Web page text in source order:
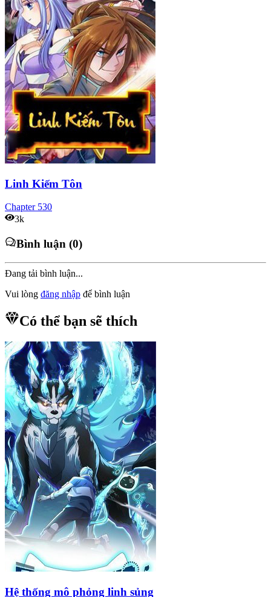
Linh Kiếm Tôn
Chapter 530
3k
Bình luận (0)
Đang tải bình luận...
Vui lòng đăng nhập để bình luận
Có thể bạn sẽ thích
Hệ thống mô phỏng linh sủng